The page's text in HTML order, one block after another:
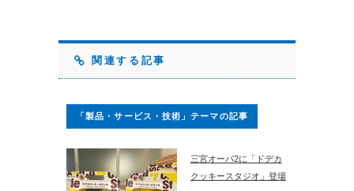
関連する記事
「製品・サービス・技術」テーマの記事
三宮オーパ2に「ドデカ
クッキースタジオ」登場